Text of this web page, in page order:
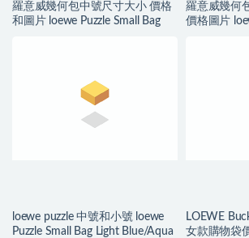
羅意威幾何包中號尺寸大小 價格
和圖片 loewe Puzzle Small Bag
羅意威幾何
價格圖片
loewe puzzle 中號和小號 loewe
Puzzle Small Bag Light Blue/Aqua
LOEWE
女款購物袋